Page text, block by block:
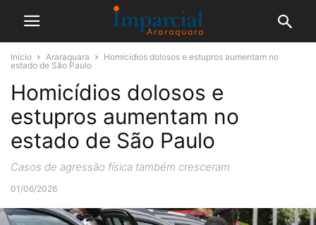
Início Araraquara
Homicídios dolosos e estupros aumentam no
estado de São Paulo
Homicídios dolosos e
estupros aumentam no
estado de São Paulo
Casos de agressão física também cresceram
01/06/2026